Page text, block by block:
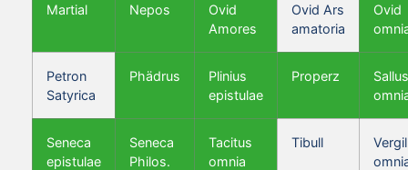
Martial Nepos
Ovid
Amores
Ovid Ars
amatoria
Ovid
Petron
Satyrica
Phädrus
Plinius
epistulae
Properz
Seneca
epistulae
Seneca
Philos.
Tacitus
omnia
Tibull
Vergil